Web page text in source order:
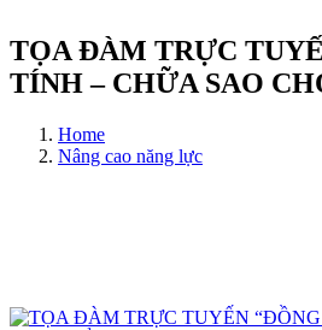
TỌA ĐÀM TRỰC
TÍNH – CHỮA SAO
Home
Nâng cao năng lực